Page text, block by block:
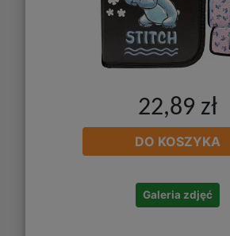
22,89 zł
DO KOSZYKA
Galeria zdjęć